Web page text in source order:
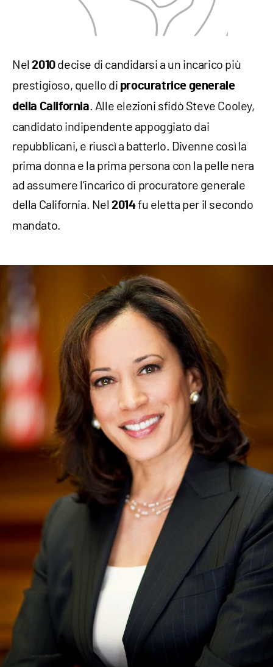
Nel2010decise di candidarsi a un incarico più
prestigioso, quello di procuratrice generale
della California. Alle elezioni sfidò Steve Cooley,
candidato indipendente appoggiato dai
repubblicani, e riuscì a batterlo. Divenne così la
prima donna e la prima persona con la pelle nera
ad assumere l’incarico di procuratore generale
della California. Nel2014fu eletta per il secondo
mandato.